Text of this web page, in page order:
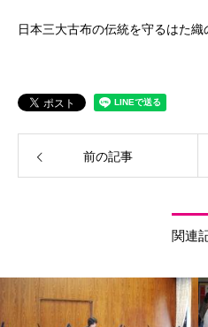
日本三大古布の伝統を守るはた織
前の記事
関連